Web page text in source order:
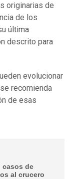
originarias de
de los
última
descrito para
evolucionar
recomienda
de esas
casos de
al crucero